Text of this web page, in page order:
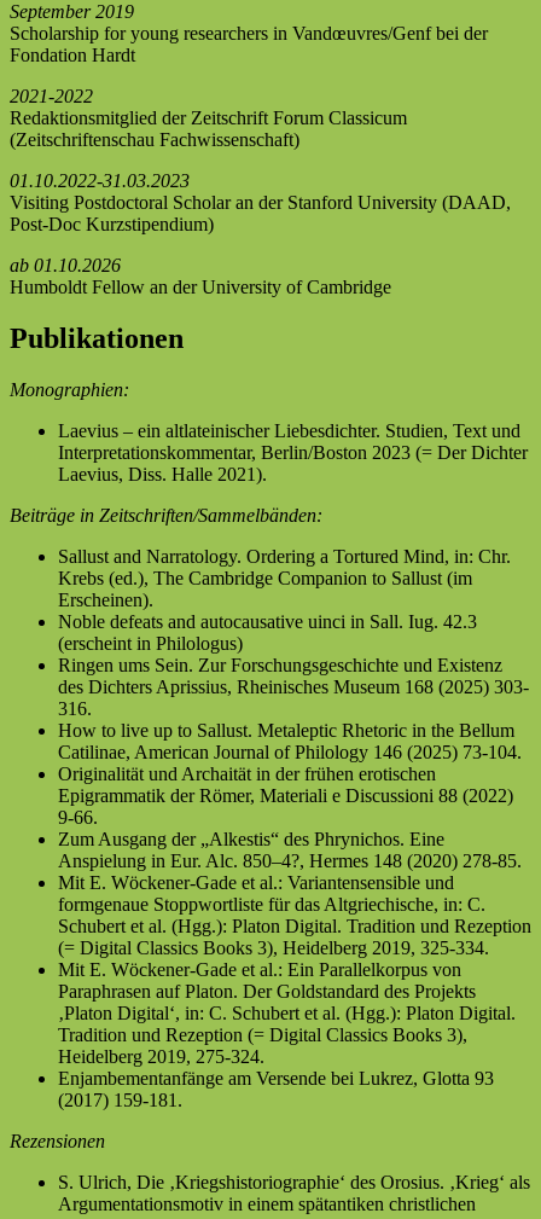
September 2019
Scholarship for young researchers in Vandœuvres/Genf bei der
Fondation Hardt
2021-2022
Redaktionsmitglied der Zeitschrift Forum Classicum
(Zeitschriftenschau Fachwissenschaft)
01.10.2022-31.03.2023
Visiting Postdoctoral Scholar an der Stanford University (DAAD,
Post-Doc Kurzstipendium)
ab 01.10.2026
Humboldt Fellow an der University of Cambridge
Publikationen
Monographien:
Laevius – ein altlateinischer Liebesdichter. Studien, Text und
Interpretationskommentar, Berlin/Boston 2023 (= Der Dichter
Laevius, Diss. Halle 2021).
Beiträge in Zeitschriften/Sammelbänden:
Sallust and Narratology. Ordering a Tortured Mind, in: Chr.
Krebs (ed.), The Cambridge Companion to Sallust (im
Erscheinen).
Noble defeats and autocausative uinci in Sall. Iug. 42.3
(erscheint in Philologus)
Ringen ums Sein. Zur Forschungsgeschichte und Existenz
des Dichters Aprissius, Rheinisches Museum 168 (2025) 303-
316.
How to live up to Sallust. Metaleptic Rhetoric in the Bellum
Catilinae, American Journal of Philology 146 (2025) 73-104.
Originalität und Archaität in der frühen erotischen
Epigrammatik der Römer, Materiali e Discussioni 88 (2022)
9-66.
Zum Ausgang der „Alkestis“ des Phrynichos. Eine
Anspielung in Eur. Alc. 850–4?, Hermes 148 (2020) 278-85.
Mit E. Wöckener-Gade et al.: Variantensensible und
formgenaue Stoppwortliste für das Altgriechische, in: C.
Schubert et al. (Hgg.): Platon Digital. Tradition und Rezeption
(= Digital Classics Books 3), Heidelberg 2019, 325-334.
Mit E. Wöckener-Gade et al.: Ein Parallelkorpus von
Paraphrasen auf Platon. Der Goldstandard des Projekts
‚Platon Digital‘, in: C. Schubert et al. (Hgg.): Platon Digital.
Tradition und Rezeption (= Digital Classics Books 3),
Heidelberg 2019, 275-324.
Enjambementanfänge am Versende bei Lukrez, Glotta 93
(2017) 159-181.
Rezensionen
S. Ulrich, Die ‚Kriegshistoriographie‘ des Orosius. ‚Krieg‘ als
Argumentationsmotiv in einem spätantiken christlichen